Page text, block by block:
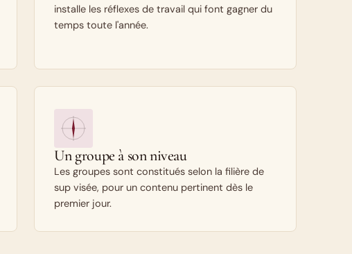
installe les réflexes de travail qui font gagner du
temps toute l'année.
Un groupe à son niveau
Les groupes sont constitués selon la filière de
sup visée, pour un contenu pertinent dès le
premier jour.